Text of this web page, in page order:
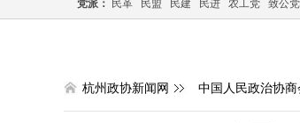
党派： 民革 民盟 民建 民进 农工党 致公党
杭州政协新闻网 中国人民政治协